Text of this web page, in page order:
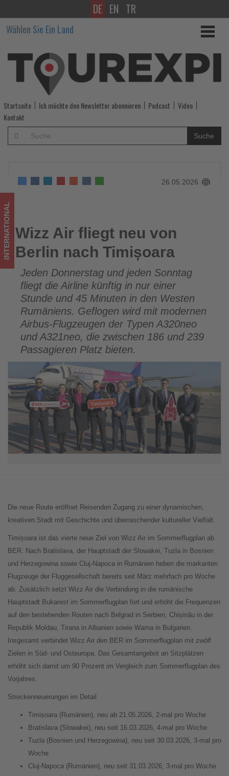
Wizz
Air
fliegt
neu
von
Berlin
nach
Wissen,
was
im
Tourismus
los
ist!
DE EN TR
Wählen Sie Ein Land
Startseite Ich möchte den Newsletter abonnieren Podcast
Video
Kontakt
Suche
26.05.2026
Wizz Air fliegt neu von Berlin nach Timișoara
INTERNATIONAL Wizz Air fliegt neu von
Berlin nach Timișoara
Jeden Donnerstag und jeden Sonntag
fliegt die Airline künftig in nur einer
Stunde und 45 Minuten in den Westen
Rumäniens. Geflogen wird mit modernen
Airbus-Flugzeugen der Typen A320neo
und A321neo, die zwischen 186 und 239
Passagieren Platz bieten.
Die neue Route eröffnet Reisenden Zugang zu einer dynamischen,
kreativen Stadt mit Geschichte und überraschender kultureller Vielfalt.
Timișoara ist das vierte neue Ziel von Wizz Air im Sommerflugplan ab
BER. Nach Bratislava, der Hauptstadt der Slowakei, Tuzla in Bosnien
und Herzegowina sowie Cluj-Napoca in Rumänien heben die markanten
Flugzeuge der Fluggesellschaft bereits seit März mehrfach pro Woche
ab. Zusätzlich setzt Wizz Air die Verbindung in die rumänische
Hauptstadt Bukarest im Sommerflugplan fort und erhöht die Frequenzen
auf den bestehenden Routen nach Belgrad in Serbien, Chișinău in der
Republik Moldau, Tirana in Albanien sowie Warna in Bulgarien.
Insgesamt verbindet Wizz Air den BER im Sommerflugplan mit zwölf
Zielen in Süd- und Osteuropa. Das Gesamtangebot an Sitzplätzen
erhöht sich damit um 90 Prozent im Vergleich zum Sommerflugplan des
Vorjahres.
Streckenneuerungen im Detail
Timișoara (Rumänien), neu ab 21.05.2026, 2-mal pro Woche
Bratislava (Slowakei), neu seit 16.03.2026, 4-mal pro Woche
Tuzla (Bosnien und Herzegowina), neu seit 30.03.2026, 3-mal pro
Woche
Cluj-Napoca (Rumänien), neu seit 31.03.2026, 3-mal pro Woche